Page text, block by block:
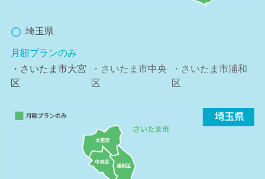
埼玉県
月額プランのみ
・さいたま市大宮
区
・さいたま市中央
区
・さいたま市浦和
区